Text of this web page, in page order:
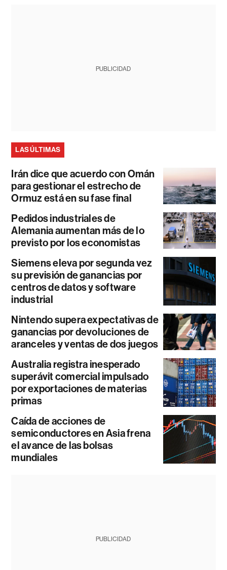
PUBLICIDAD
LAS ÚLTIMAS
Irán dice que acuerdo con Omán
para gestionar el estrecho de
Ormuz está en su fase final
Pedidos industriales de
Alemania aumentan más de lo
previsto por los economistas
Siemens eleva por segunda vez
su previsión de ganancias por
centros de datos y software
industrial
Nintendo supera expectativas de
ganancias por devoluciones de
aranceles y ventas de dos juegos
Australia registra inesperado
superávit comercial impulsado
por exportaciones de materias
primas
Caída de acciones de
semiconductores en Asia frena
el avance de las bolsas
mundiales
PUBLICIDAD